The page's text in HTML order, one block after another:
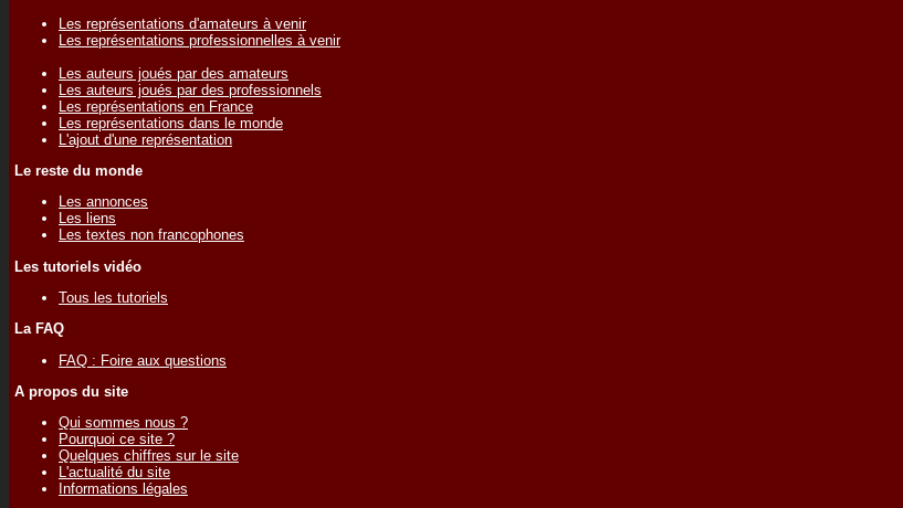
Les représentations d'amateurs à venir
Les représentations professionnelles à venir
Les auteurs joués par des amateurs
Les auteurs joués par des professionnels
Les représentations en France
Les représentations dans le monde
L'ajout d'une représentation
Le reste du monde
Les annonces
Les liens
Les textes non francophones
Les tutoriels vidéo
Tous les tutoriels
La FAQ
FAQ : Foire aux questions
A propos du site
Qui sommes nous ?
Pourquoi ce site ?
Quelques chiffres sur le site
L'actualité du site
Informations légales